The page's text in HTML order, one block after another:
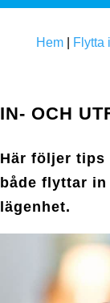
n
Hem Flytta
IN- OCH
Här följer tips
både flyttar
lägenhet.